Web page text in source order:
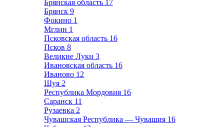
Брянская область 17
Брянск 9
Фокино 1
Мглин 1
Псковская область 16
Псков 8
Великие Луки 3
Ивановская область 16
Иваново 12
Шуя 2
Республика Мордовия 16
Саранск 11
Рузаевка 2
Чувашская Республика — Чувашия 16